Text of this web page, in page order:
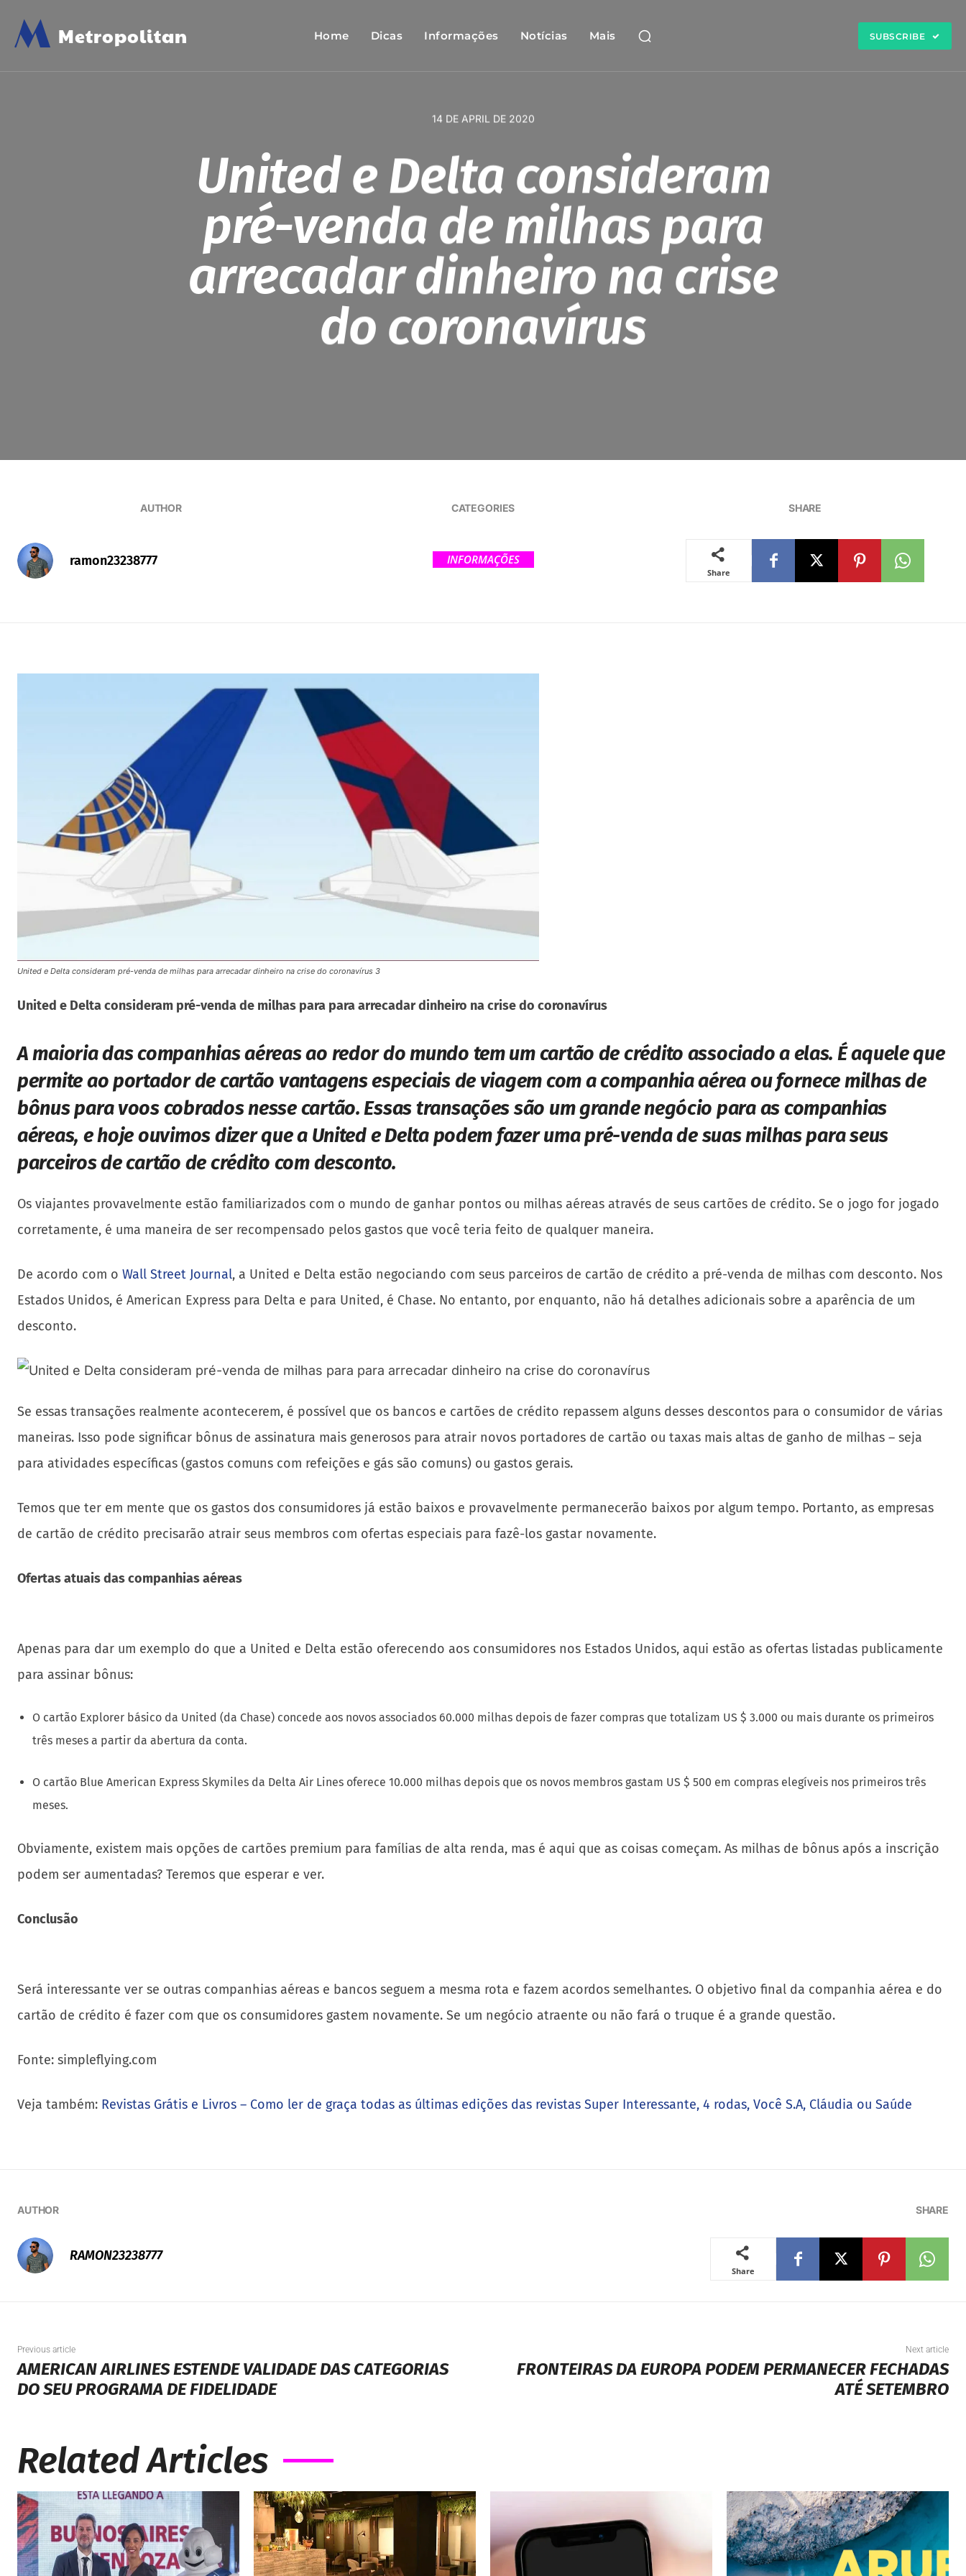
M Metropolitan Home Dicas Informações Notícias Mais SUBSCRIBE
14 DE APRIL DE 2020
United e Delta consideram
pré-venda de milhas para
arrecadar dinheiro na crise
do coronavírus
AUTHOR
ramon23238777
CATEGORIES
INFORMAÇÕES
SHARE
Share
United e Delta consideram pré-venda de milhas para arrecadar dinheiro na crise do coronavírus 3
United e Delta consideram pré-venda de milhas para para arrecadar dinheiro na crise do coronavírus
A maioria das companhias aéreas ao redor do mundo tem um cartão de crédito associado a elas. É aquele que
permite ao portador de cartão vantagens especiais de viagem com a companhia aérea ou fornece milhas de
bônus para voos cobrados nesse cartão. Essas transações são um grande negócio para as companhias
aéreas, e hoje ouvimos dizer que a United e Delta podem fazer uma pré-venda de suas milhas para seus
parceiros de cartão de crédito com desconto.
Os viajantes provavelmente estão familiarizados com o mundo de ganhar pontos ou milhas aéreas através de seus cartões de crédito. Se o jogo for jogado
corretamente, é uma maneira de ser recompensado pelos gastos que você teria feito de qualquer maneira.
De acordo com o Wall Street Journal, a United e Delta estão negociando com seus parceiros de cartão de crédito a pré-venda de milhas com desconto. Nos
Estados Unidos, é American Express para Delta e para United, é Chase. No entanto, por enquanto, não há detalhes adicionais sobre a aparência de um
desconto.
Se essas transações realmente acontecerem, é possível que os bancos e cartões de crédito repassem alguns desses descontos para o consumidor de várias
maneiras. Isso pode significar bônus de assinatura mais generosos para atrair novos portadores de cartão ou taxas mais altas de ganho de milhas – seja
para atividades específicas (gastos comuns com refeições e gás são comuns) ou gastos gerais.
Temos que ter em mente que os gastos dos consumidores já estão baixos e provavelmente permanecerão baixos por algum tempo. Portanto, as empresas
de cartão de crédito precisarão atrair seus membros com ofertas especiais para fazê-los gastar novamente.
Ofertas atuais das companhias aéreas
Apenas para dar um exemplo do que a United e Delta estão oferecendo aos consumidores nos Estados Unidos, aqui estão as ofertas listadas publicamente
para assinar bônus:
O cartão Explorer básico da United (da Chase) concede aos novos associados 60.000 milhas depois de fazer compras que totalizam US $ 3.000 ou mais durante os primeiros
três meses a partir da abertura da conta.
O cartão Blue American Express Skymiles da Delta Air Lines oferece 10.000 milhas depois que os novos membros gastam US $ 500 em compras elegíveis nos primeiros três
meses.
Obviamente, existem mais opções de cartões premium para famílias de alta renda, mas é aqui que as coisas começam. As milhas de bônus após a inscrição
podem ser aumentadas? Teremos que esperar e ver.
Conclusão
Será interessante ver se outras companhias aéreas e bancos seguem a mesma rota e fazem acordos semelhantes. O objetivo final da companhia aérea e do
cartão de crédito é fazer com que os consumidores gastem novamente. Se um negócio atraente ou não fará o truque é a grande questão.
Fonte: simpleflying.com
Veja também: Revistas Grátis e Livros – Como ler de graça todas as últimas edições das revistas Super Interessante, 4 rodas, Você S.A, Cláudia ou Saúde
AUTHOR
RAMON23238777
SHARE
Share
Previous article
AMERICAN AIRLINES ESTENDE VALIDADE DAS CATEGORIAS
DO SEU PROGRAMA DE FIDELIDADE
Next article
FRONTEIRAS DA EUROPA PODEM PERMANECER FECHADAS
ATÉ SETEMBRO
Related Articles